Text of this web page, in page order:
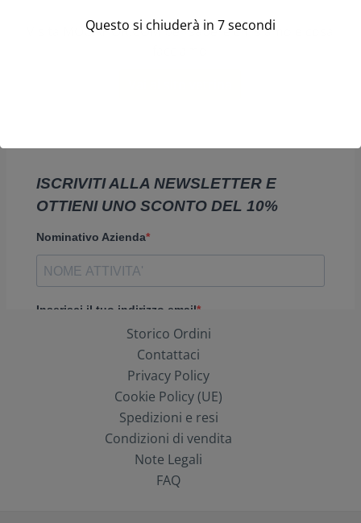
Visita MOGAFIOR.COM per sapere chi siamo e cosa
Storico Ordini
Contattaci
Privacy Policy
Cookie Policy (UE)
Spedizioni e resi
Condizioni di vendita
Note Legali
FAQ
Questo si chiuderà in 7secondi